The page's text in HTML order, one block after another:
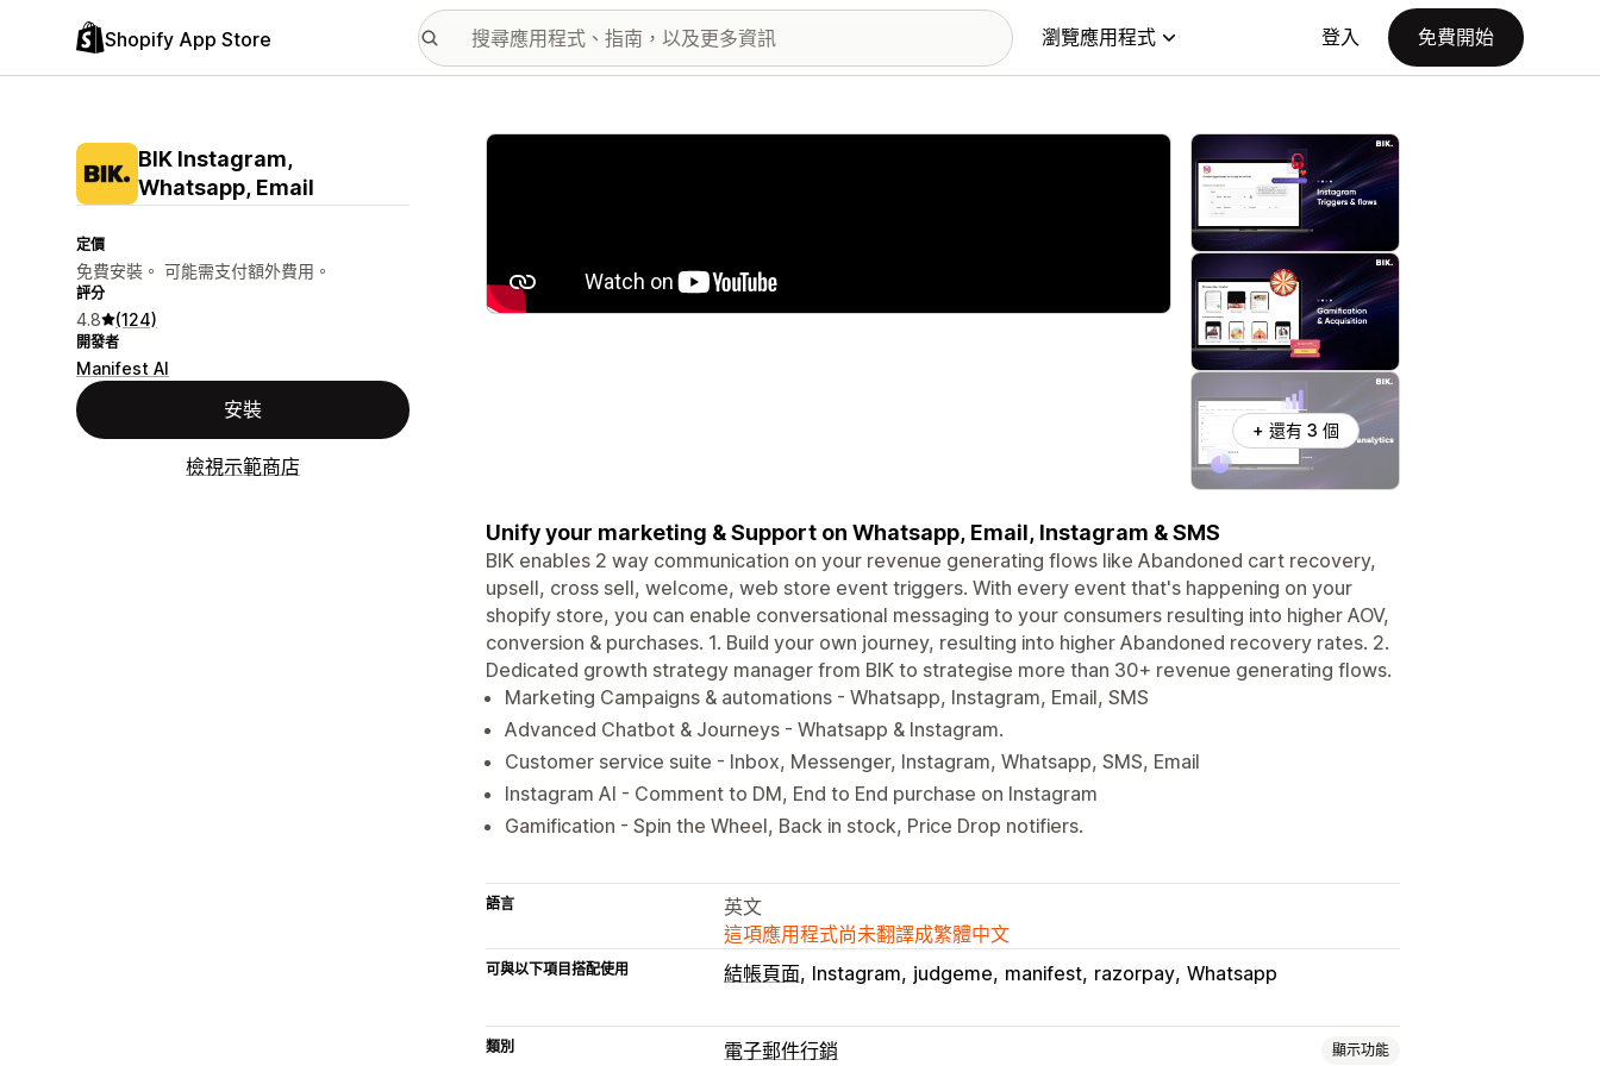
Shopify App Store 瀏覽應用程式 登入 免費開始
BIK Instagram,
Whatsapp, Email
定價
免費安裝。 可能需支付額外費用。
評分
4.8 (124)
開發者
Manifest AI
安裝
檢視示範商店
主要圖片圖庫
+ 還有 3 個
Unify your marketing & Support on Whatsapp, Email, Instagram & SMS
BIK enables 2 way communication on your revenue generating flows like Abandoned cart recovery,
upsell, cross sell, welcome, web store event triggers. With every event that's happening on your
shopify store, you can enable conversational messaging to your consumers resulting into higher AOV,
conversion & purchases. 1. Build your own journey, resulting into higher Abandoned recovery rates. 2.
Dedicated growth strategy manager from BIK to strategise more than 30+ revenue generating flows.
Marketing Campaigns & automations - Whatsapp, Instagram, Email, SMS
Advanced Chatbot & Journeys - Whatsapp & Instagram.
Customer service suite - Inbox, Messenger, Instagram, Whatsapp, SMS, Email
Instagram AI - Comment to DM, End to End purchase on Instagram
Gamification - Spin the Wheel, Back in stock, Price Drop notifiers.
語言
英文
這項應用程式尚未翻譯成繁體中文
可與以下項目搭配使用 結帳頁面 Instagram judgeme manifest razorpay Whatsapp
類別 電子郵件行銷 顯示功能